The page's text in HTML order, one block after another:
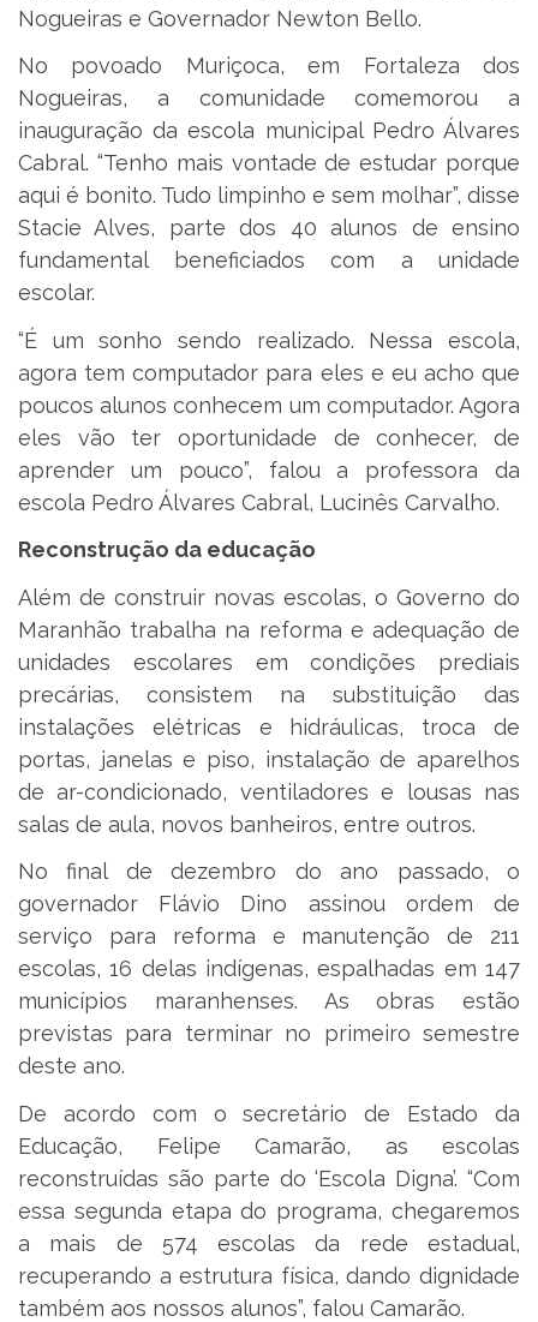
Nogueiras e Governador Newton Bello.
No povoado Muriçoca, em Fortaleza dos
Nogueiras, a comunidade comemorou a
inauguração da escola municipal Pedro Álvares
Cabral. “Tenho mais vontade de estudar porque
aqui é bonito. Tudo limpinho e sem molhar”, disse
Stacie Alves, parte dos 40 alunos de ensino
fundamental beneficiados com a unidade
escolar.
“É um sonho sendo realizado. Nessa escola,
agora tem computador para eles e eu acho que
poucos alunos conhecem um computador. Agora
eles vão ter oportunidade de conhecer, de
aprender um pouco”, falou a professora da
escola Pedro Álvares Cabral, Lucinês Carvalho.
Reconstrução da educação
Além de construir novas escolas, o Governo do
Maranhão trabalha na reforma e adequação de
unidades escolares em condições prediais
precárias, consistem na substituição das
instalações elétricas e hidráulicas, troca de
portas, janelas e piso, instalação de aparelhos
de ar-condicionado, ventiladores e lousas nas
salas de aula, novos banheiros, entre outros.
No final de dezembro do ano passado, o
governador Flávio Dino assinou ordem de
serviço para reforma e manutenção de 211
escolas, 16 delas indígenas, espalhadas em 147
municípios maranhenses. As obras estão
previstas para terminar no primeiro semestre
deste ano.
De acordo com o secretário de Estado da
Educação, Felipe Camarão, as escolas
reconstruídas são parte do ‘Escola Digna’. “Com
essa segunda etapa do programa, chegaremos
a mais de 574 escolas da rede estadual,
recuperando a estrutura física, dando dignidade
também aos nossos alunos”, falou Camarão.